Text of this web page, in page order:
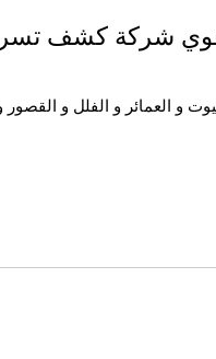
شركة كشف
و العمائر و الفلل و القصور